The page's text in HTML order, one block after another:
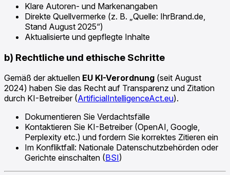
Klare Autoren- und Markenangaben
Direkte Quellvermerke (z. B. „Quelle: IhrBrand.de,
Stand August 2025“)
Aktualisierte und gepflegte Inhalte
b) Rechtliche und ethische Schritte
Gemäß der aktuellen EU KI-Verordnung (seit August
2024) haben Sie das Recht auf Transparenz und Zitation
durch KI-Betreiber (ArtificialIntelligenceAct.eu).
Dokumentieren Sie Verdachtsfälle
Kontaktieren Sie KI-Betreiber (OpenAI, Google,
Perplexity etc.) und fordern Sie korrektes Zitieren ein
Im Konfliktfall: Nationale Datenschutzbehörden oder
Gerichte einschalten (BSI)